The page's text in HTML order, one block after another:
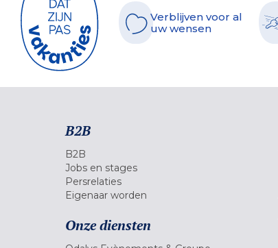
Verblijven voor al
uw wensen
B2B
B2B
Jobs en stages
Persrelaties
Eigenaar worden
Onze diensten